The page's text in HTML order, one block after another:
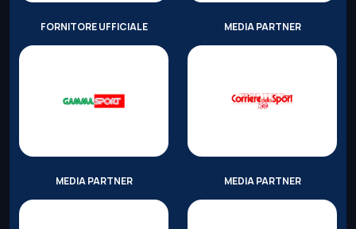
FORNITORE UFFICIALE MEDIA PARTNER
MEDIA PARTNER MEDIA PARTNER